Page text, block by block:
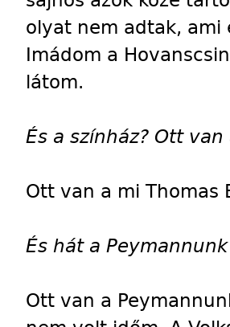
olyat nem adtak, ami
Imádom a
látom.
És a színház? Ott
Ott van a mi Thomas
És hát a Peymannunk
Ott van a